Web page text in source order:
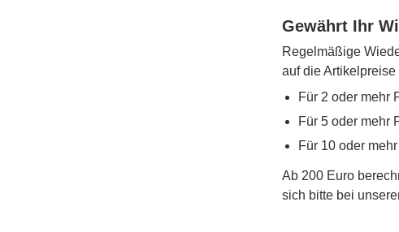
Gewährt Ihr
Regelmäßige
auf die Artikelpreise
Für 2 oder mehr
Für 5 oder mehr
Für 10 oder
Ab 200 Euro
sich bitte bei